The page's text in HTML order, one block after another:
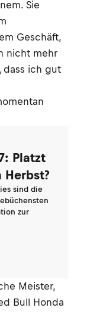
Sie
Geschäft,
nicht mehr
dass ich gut
Platzt
Herbst?
sind die
zur
Meister,
Bull Honda